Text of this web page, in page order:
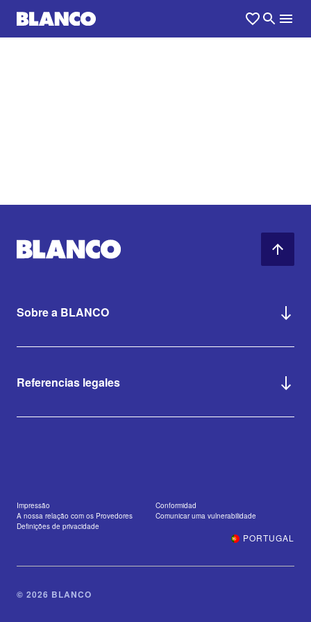
Sobre a BLANCO
Referencias legales
Impressão
Conformidad
A nossa relação com os Provedores
Comunicar uma vulnerabilidade
Definições de privacidade
PORTUGAL
© 2026 BLANCO